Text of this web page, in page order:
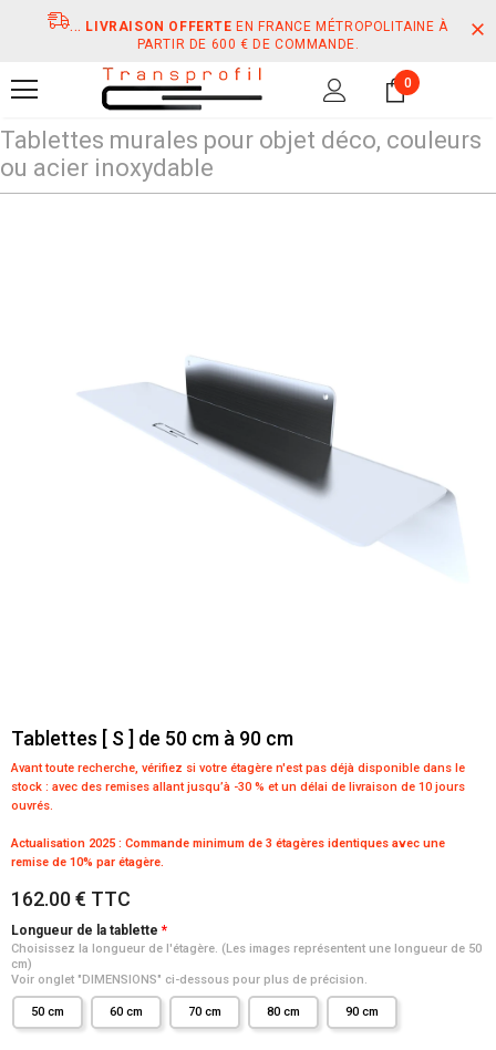
... LIVRAISON OFFERTE EN FRANCE MÉTROPOLITAINE À
PARTIR DE 600 € DE COMMANDE.
0
Tablettes murales pour objet déco, couleurs
ou acier inoxydable
Tablettes [ S ] de 50 cm à 90 cm
Avant toute recherche, vérifiez si votre étagère n'est pas déjà disponible dans le
stock : avec des remises allant jusqu’à -30 % et un délai de livraison de 10 jours
ouvrés.
Actualisation 2025 : Commande minimum de 3 étagères identiques avec une
remise de 10% par étagère.
162.00 € TTC
Longueur de la tablette
Choisissez la longueur de l'étagère. (Les images représentent une longueur de 50
cm)
Voir onglet "DIMENSIONS" ci-dessous pour plus de précision.
50 cm 60 cm 70 cm 80 cm 90 cm